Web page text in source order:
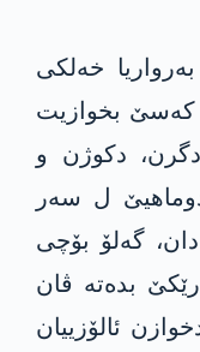
خەلکی
کەسێ بخوازیت
دکوژن و
ل سەر
گەلۆ بۆچی
بدەتە ڤان
ئالۆزییان